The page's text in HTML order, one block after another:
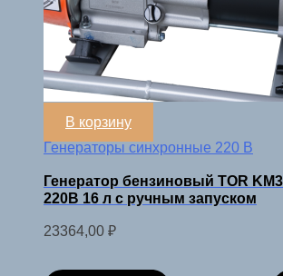
В корзину
Генераторы синхронные 220 В
Генератор бензиновый TOR
220В 16 л с ручным запуском
23364,00 ₽